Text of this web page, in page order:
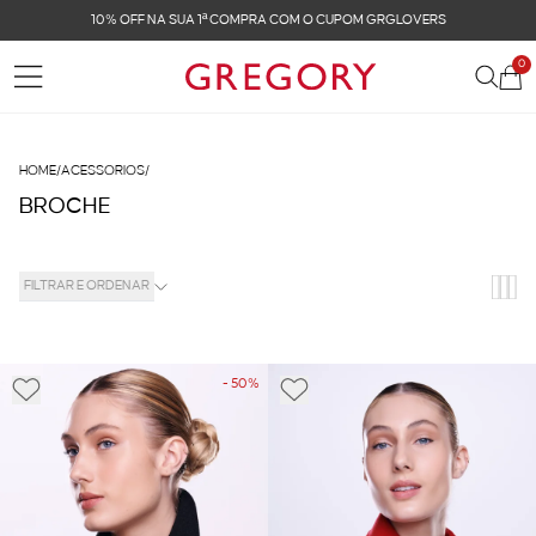
FRETE GRÁTIS NAS COMPRAS ACIMA DE R$ 899
0
HOME/ACESSORIOS/
BROCHE
FILTRAR E ORDENAR
- 50%